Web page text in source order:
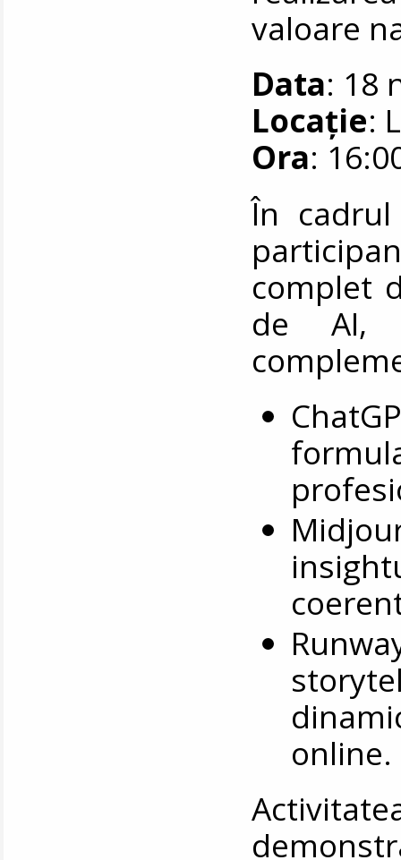
valoare
Data: 18
Locație:
Ora:
În
complet
de AI,
online.